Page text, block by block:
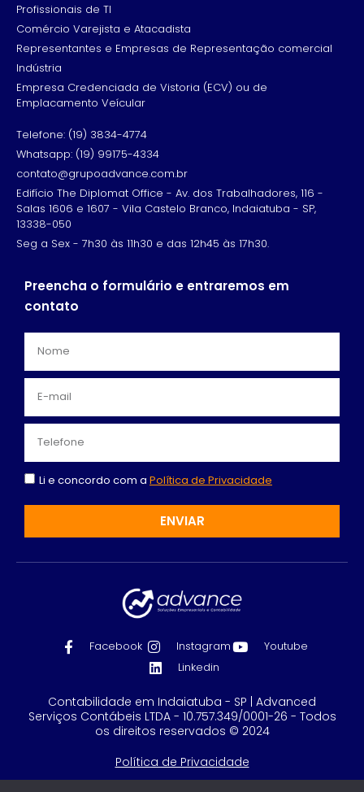
Profissionais de TI
Comércio Varejista e Atacadista
Representantes e Empresas de Representação comercial
Indústria
Empresa Credenciada de Vistoria (ECV) ou de
Emplacamento Veícular
Telefone: (19) 3834-4774
Whatsapp: (19) 99175-4334
contato@grupoadvance.com.br
Edifício The Diplomat Office - Av. dos Trabalhadores, 116 -
Salas 1606 e 1607 - Vila Castelo Branco, Indaiatuba - SP,
13338-050
Seg a Sex - 7h30 às 11h30 e das 12h45 às 17h30.
Preencha o formulário e entraremos em
contato
Li e concordo com a Política de Privacidade
ENVIAR
Facebook Instagram
Youtube
Linkedin
Contabilidade em Indaiatuba - SP | Advanced
Serviços Contábeis LTDA - 10.757.349/0001-26 - Todos
os direitos reservados © 2024
Política de Privacidade